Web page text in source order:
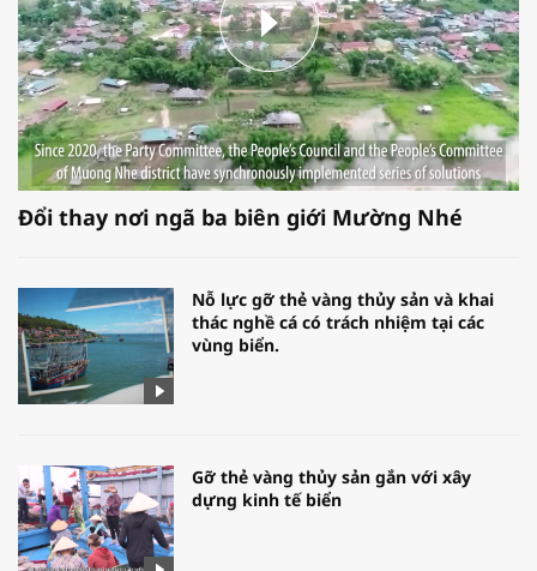
Đổi thay nơi ngã ba biên giới Mường Nhé
Nỗ lực gỡ thẻ vàng thủy sản và khai
thác nghề cá có trách nhiệm tại các
vùng biển.
Gỡ thẻ vàng thủy sản gắn với xây
dựng kinh tế biển